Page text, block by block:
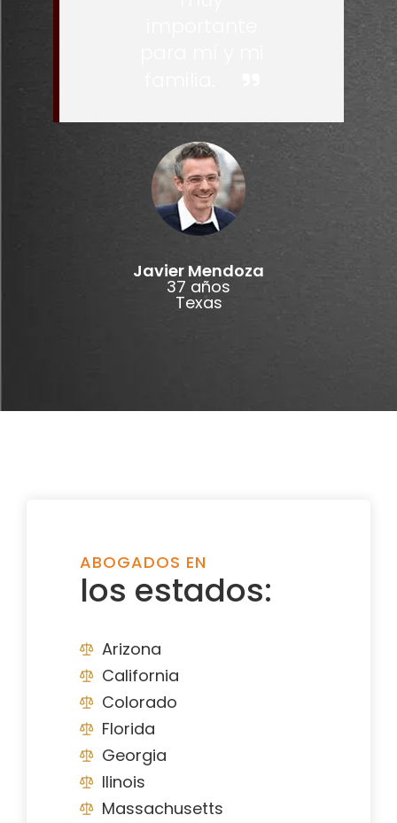
Javier Mendoza
37 años
Texas
ABOGADOS EN
los estados:
Arizona
California
Colorado
Florida
Georgia
Ilinois
Massachusetts